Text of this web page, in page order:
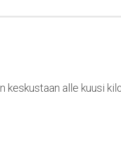
keskustaan alle kuusi